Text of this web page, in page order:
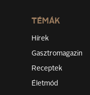
TÉMÁK
Hírek
Gasztromagazin
Receptek
Életmód